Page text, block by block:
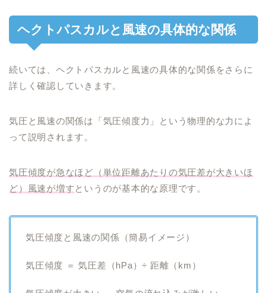
ヘクトパスカルと風速の具体的な関係
続いては、ヘクトパスカルと風速の具体的な関係をさらに
詳しく確認していきます。
気圧と風速の関係は「気圧傾度力」という物理的な力によ
って説明されます。
気圧傾度が急なほど（単位距離あたりの気圧差が大きいほ
ど）風速が増すというのが基本的な原理です。
気圧傾度と風速の関係（簡易イメージ）
気圧傾度 ＝ 気圧差（hPa）÷ 距離（km）